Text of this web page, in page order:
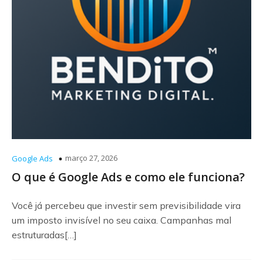
Google Ads março 27, 2026
O que é Google Ads e como ele funciona?
Você já percebeu que investir sem previsibilidade vira
um imposto invisível no seu caixa. Campanhas mal
estruturadas[…]